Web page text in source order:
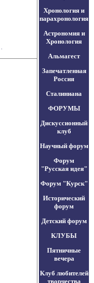
Хронология и
парахронология
Астрономия и
Хронология
Альмагест
Запечатленная
Россия
Сталиниана
ФОРУМЫ
Дискуссионный
клуб
Научный форум
Форум
"Русская идея"
Форум "Курск"
Исторический
форум
Детский форум
КЛУБЫ
Пятничные
вечера
Клуб любителей
творчества